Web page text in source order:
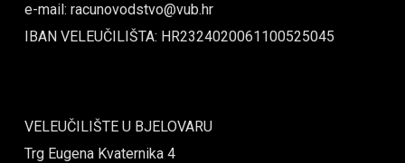
e-mail: racunovodstvo@vub.hr
IBAN VELEUČILIŠTA: HR2324020061100525045
VELEUČILIŠTE U BJELOVARU
Trg Eugena Kvaternika 4